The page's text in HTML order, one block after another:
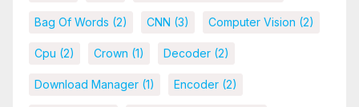
Bag Of Words (2) CNN (3) Computer Vision (2)
Cpu (2) Crown (1) Decoder (2)
Download Manager (1) Encoder (2)